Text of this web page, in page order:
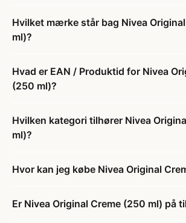
Hvilket mærke står bag Nivea
ml)?
Hvad er EAN / Produktid for Nivea
(250 ml)?
Hvilken kategori tilhører Nivea
ml)?
Hvor kan jeg købe Nivea Original
Er Nivea Original Creme (250 ml) på